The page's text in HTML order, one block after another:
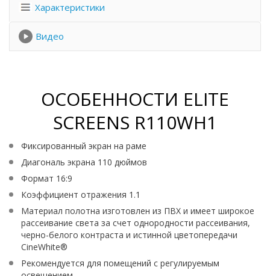
Характеристики
Видео
ОСОБЕННОСТИ ELITE
SCREENS R110WH1
Фиксированный экран на раме
Диагональ экрана 110 дюймов
Формат 16:9
Коэффициент отражения 1.1
Материал полотна изготовлен из ПВХ и имеет широкое
рассеивание света за счет однородности рассеивания,
черно-белого контраста и истинной цветопередачи
CineWhite®
Рекомендуется для помещений с регулируемым